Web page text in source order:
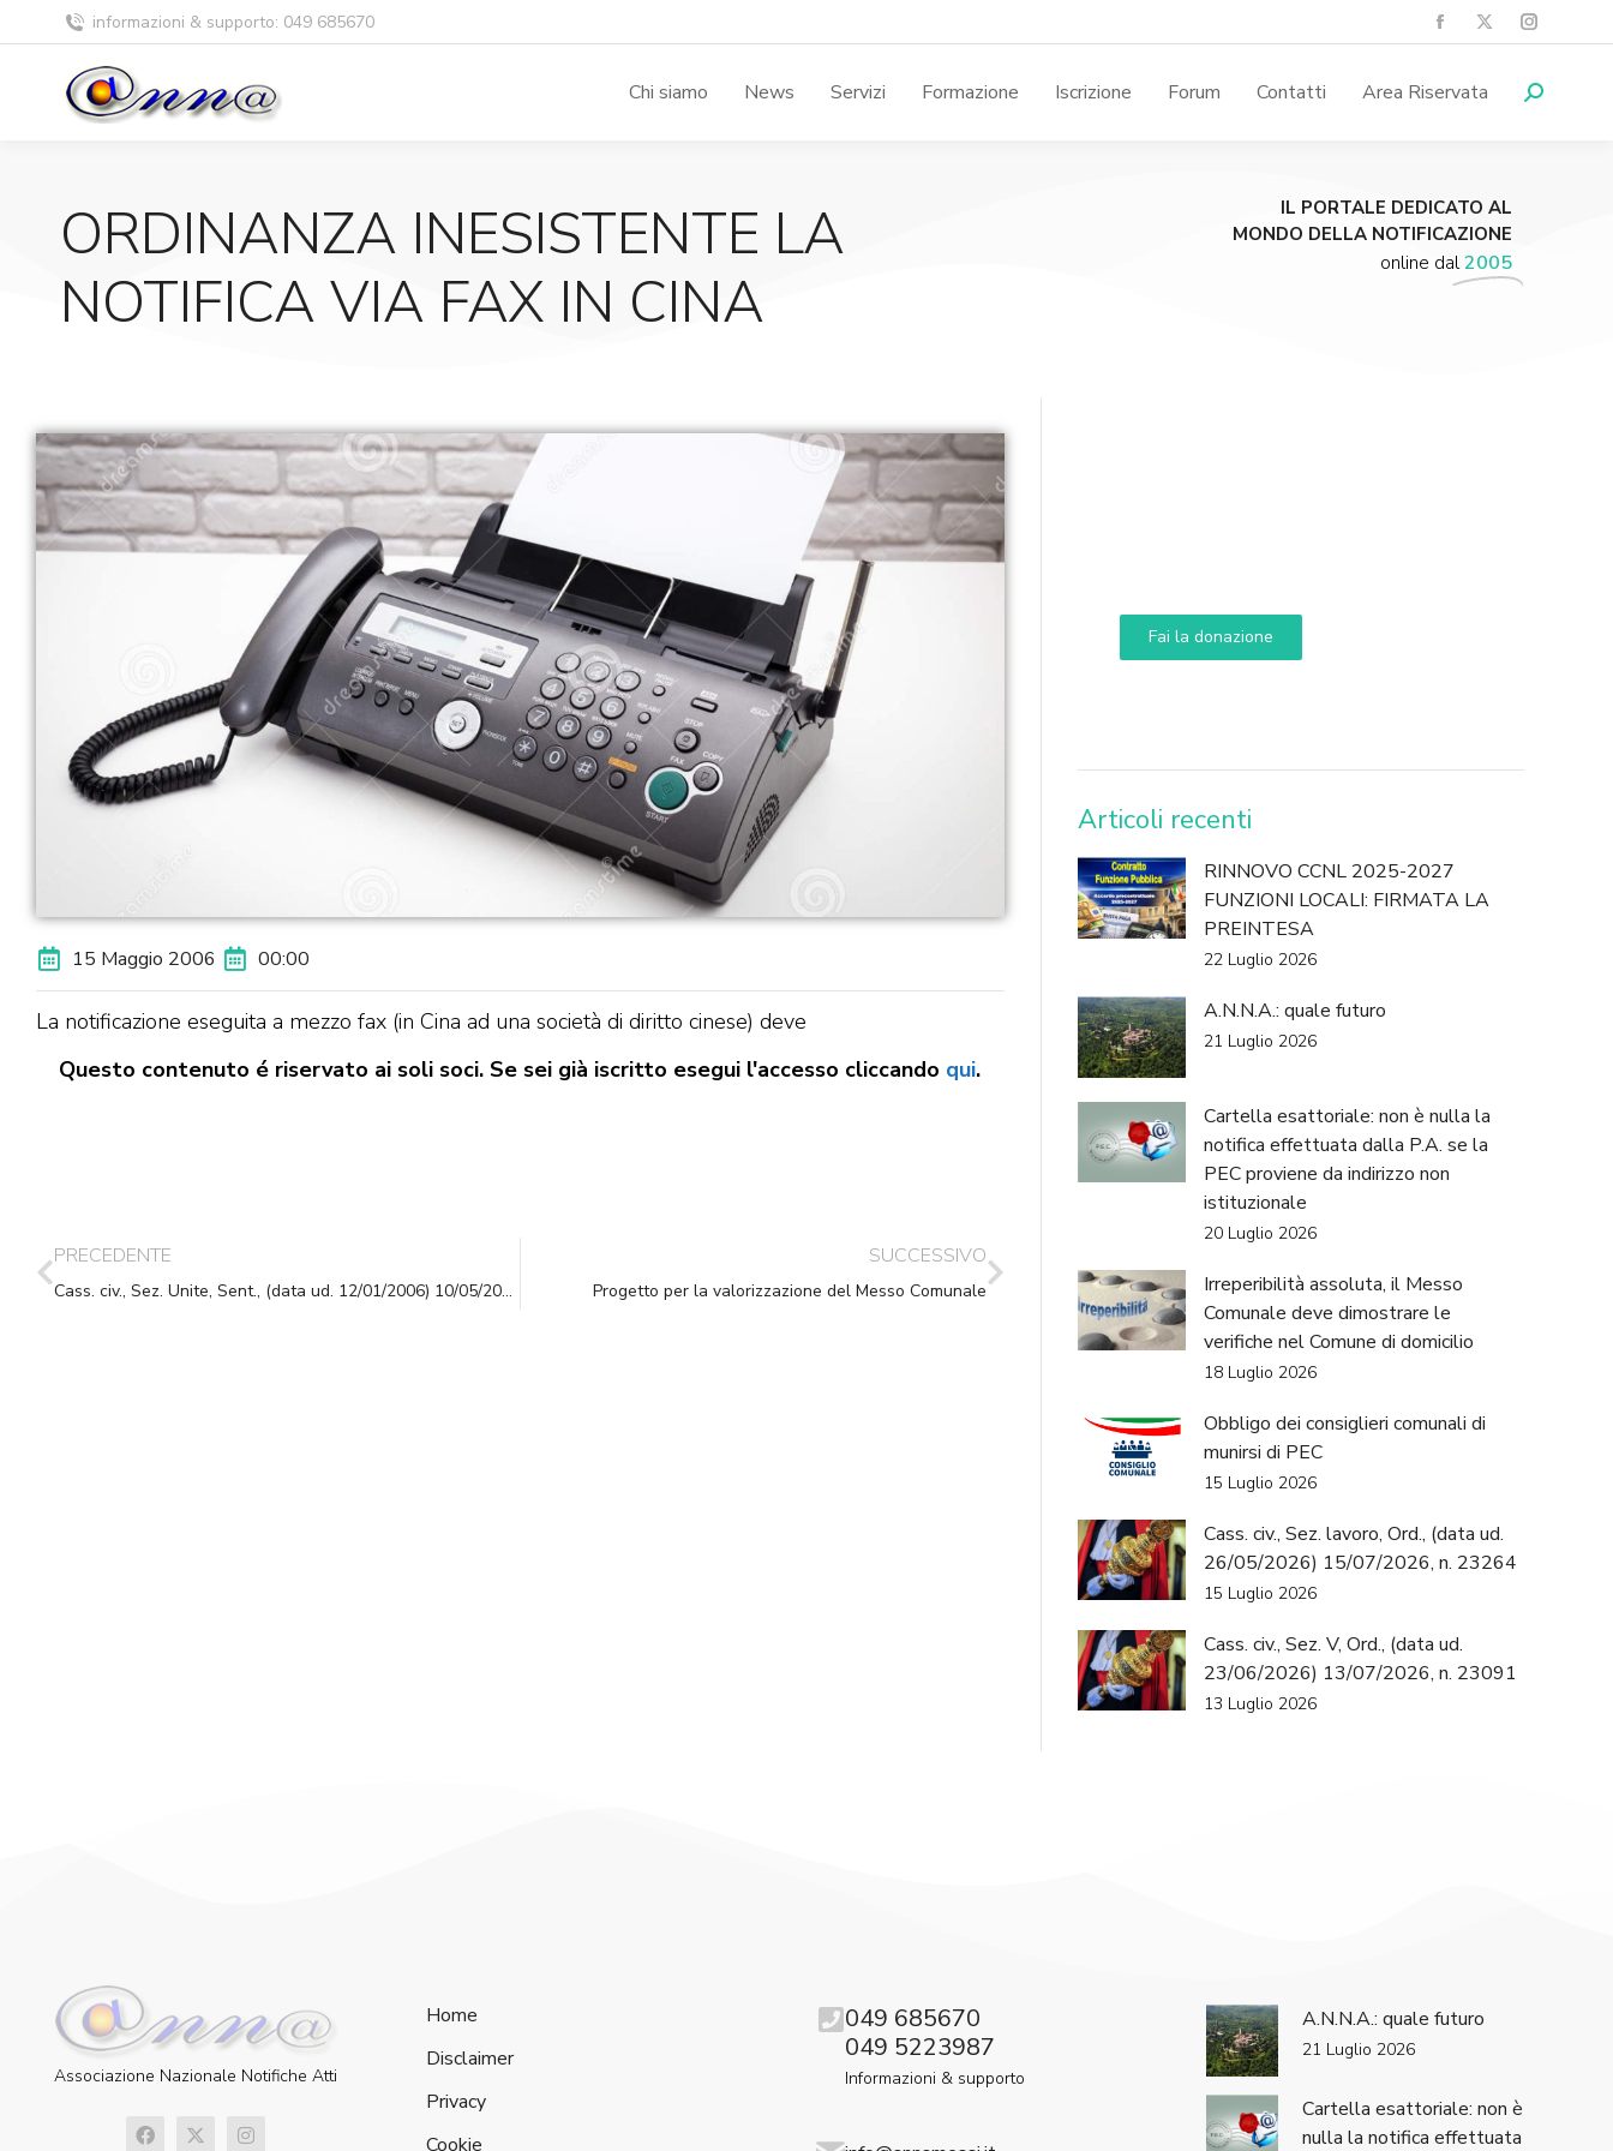
informazioni & supporto: 049 685670
Chi siamo News Servizi Formazione Iscrizione Forum Contatti Area Riservata
ORDINANZA INESISTENTE LA
NOTIFICA VIA FAX IN CINA
IL PORTALE DEDICATO AL
MONDO DELLA NOTIFICAZIONE
online dal2005
15 Maggio 2006 00:00
La notificazione eseguita a mezzo fax (in Cina ad una società di diritto cinese) deve
Questo contenuto é riservato ai soli soci. Se sei già iscritto esegui l'accesso cliccando qui.
PRECEDENTE
Cass. civ., Sez. Unite, Sent., (data ud. 12/01/2006) 10/05/2006, n. 10700
SUCCESSIVO
Progetto per la valorizzazione del Messo Comunale
Fai la donazione
DONA
Articoli recenti
RINNOVO CCNL 2025-2027
FUNZIONI LOCALI: FIRMATA LA
PREINTESA
22 Luglio 2026
A.N.N.A.: quale futuro
21 Luglio 2026
Cartella esattoriale: non è nulla la
notifica effettuata dalla P.A. se la
PEC proviene da indirizzo non
istituzionale
20 Luglio 2026
Irreperibilità assoluta, il Messo
Comunale deve dimostrare le
verifiche nel Comune di domicilio
18 Luglio 2026
Obbligo dei consiglieri comunali di
munirsi di PEC
15 Luglio 2026
Cass. civ., Sez. lavoro, Ord., (data ud.
26/05/2026) 15/07/2026, n. 23264
15 Luglio 2026
Cass. civ., Sez. V, Ord., (data ud.
23/06/2026) 13/07/2026, n. 23091
13 Luglio 2026
Associazione Nazionale Notifiche Atti
Home
Disclaimer
Privacy
Cookie
049 685670
049 5223987
Informazioni & supporto
A.N.N.A.: quale futuro
21 Luglio 2026
Cartella esattoriale: non è
nulla la notifica effettuata